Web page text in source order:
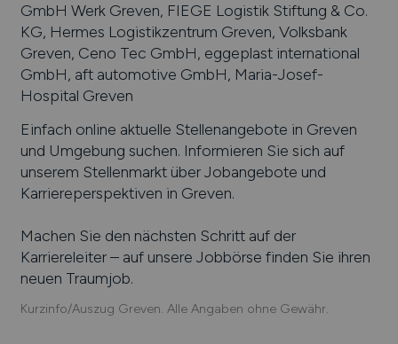
GmbH Werk Greven, FIEGE Logistik Stiftung & Co.
KG, Hermes Logistikzentrum Greven, Volksbank
Greven, Ceno Tec GmbH, eggeplast international
GmbH, aft automotive GmbH, Maria-Josef-
Hospital Greven
Einfach online aktuelle Stellenangebote in Greven
und Umgebung suchen. Informieren Sie sich auf
unserem Stellenmarkt über Jobangebote und
Karriereperspektiven in Greven.
Machen Sie den nächsten Schritt auf der
Karriereleiter – auf unsere Jobbörse finden Sie ihren
neuen Traumjob.
Kurzinfo/Auszug Greven. Alle Angaben ohne Gewähr.